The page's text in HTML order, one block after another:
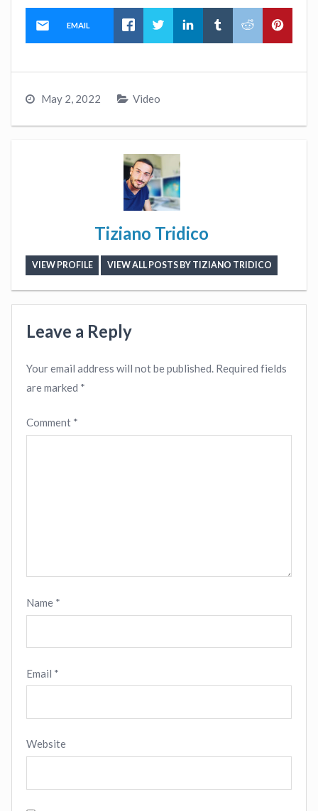
EMAIL
May 2, 2022 Video
Tiziano Tridico
VIEW PROFILE VIEW ALL POSTS BY TIZIANO TRIDICO
Leave a Reply
Your email address will not be published. Required fields
are marked *
Comment *
Name *
Email *
Website